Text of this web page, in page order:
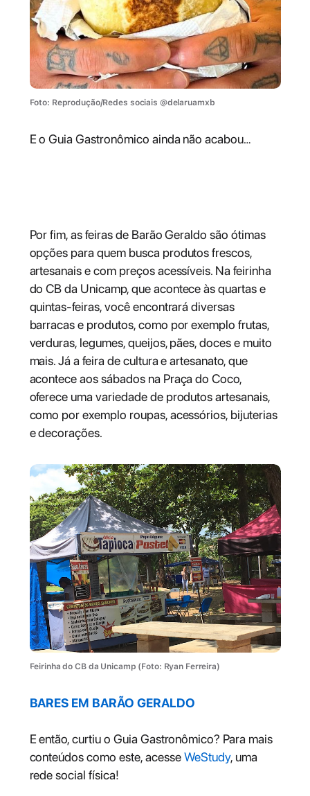
Foto: Reprodução/Redes sociais @delaruamxb
E o Guia Gastronômico ainda não acabou…
Por fim, as feiras de Barão Geraldo são ótimas
opções para quem busca produtos frescos,
artesanais e com preços acessíveis. Na feirinha
do CB da Unicamp, que acontece às quartas e
quintas-feiras, você encontrará diversas
barracas e produtos, como por exemplo frutas,
verduras, legumes, queijos, pães, doces e muito
mais. Já a feira de cultura e artesanato, que
acontece aos sábados na Praça do Coco,
oferece uma variedade de produtos artesanais,
como por exemplo roupas, acessórios, bijuterias
e decorações.
BARES EM BARÃO GERALDO
E então, curtiu o Guia Gastronômico? Para mais
conteúdos como este, acesse WeStudy
rede social física!